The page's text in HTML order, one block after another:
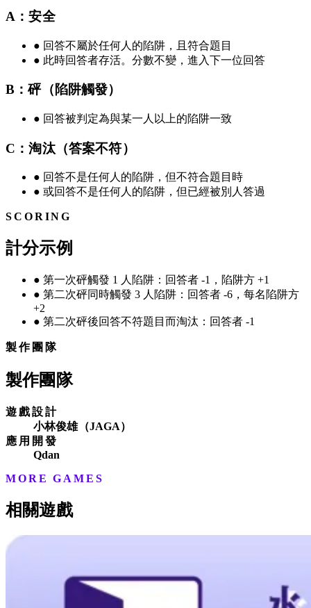
A：安全
● 回答不屬於任何人的陷阱，且符合題目
● 此時回答者存活。分數不變，進入下一位回答
B：砰（陷阱觸發）
● 回答被判定為與某一人以上的陷阱一致
C：淘汰（答案不符）
● 回答不是任何人的陷阱，但不符合題目時
● 或回答不是任何人的陷阱，但已經被別人答過
SCORING
計分示例
● 第一次砰觸發 1 人陷阱：回答者 -1，陷阱方 +1
● 第二次砰同時觸發 3 人陷阱：回答者 -6，每名陷阱方
+2
● 第二次砰後回答不符題目而淘汰：回答者 -1
製作團隊
製作團隊
遊戲設計
小林俊雄（JAGA）
應用開發
Qdan
MORE GAMES
相關遊戲